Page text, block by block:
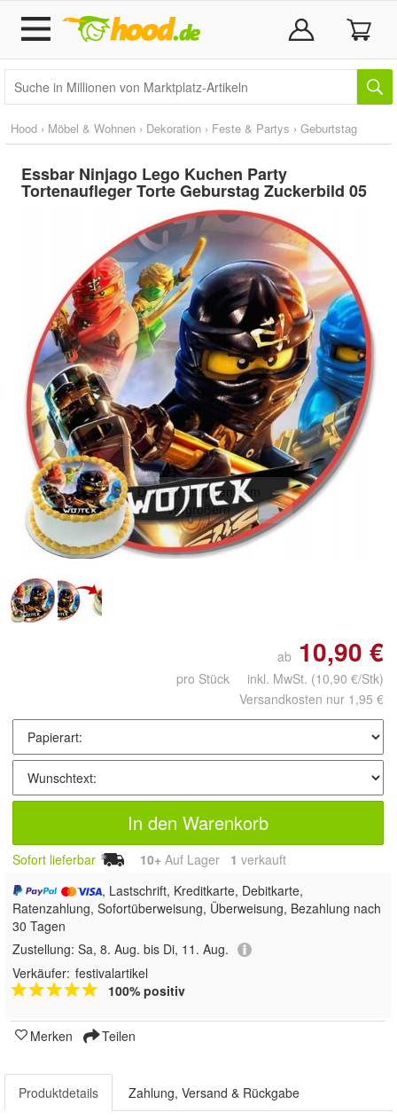
Hood › Möbel & Wohnen › Dekoration › Feste & Partys › Geburtstag
Essbar Ninjago Lego Kuchen Party
Tortenaufleger Torte Geburstag Zuckerbild 05
Doppelt antippen zum
vergrößern
ab 10,90 €
pro Stück inkl. MwSt. (10,90 €/Stk)
Versandkosten nur 1,95 €
In den Warenkorb
Sofort lieferbar 10+ Auf Lager 1 verkauft
, Lastschrift, Kreditkarte, Debitkarte,
Ratenzahlung, Sofortüberweisung, Überweisung, Bezahlung nach
30 Tagen
Zustellung: Sa, 8. Aug. bis Di, 11. Aug.
Verkäufer: festivalartikel
100% positiv
Merken Teilen
Produktdetails Zahlung, Versand & Rückgabe